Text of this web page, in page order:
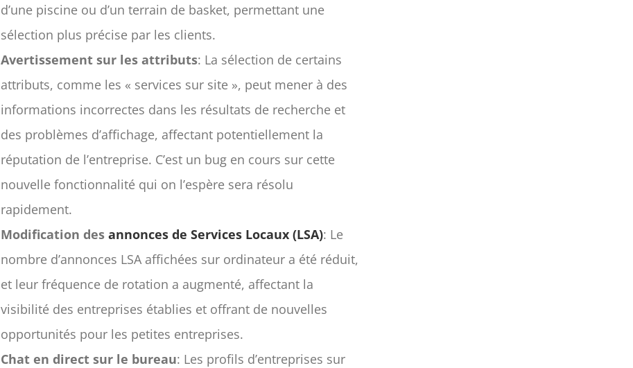
d’une piscine ou d’un terrain de basket, permettant une
sélection plus précise par les clients.
Avertissement sur les attributs: La sélection de certains
attributs, comme les « services sur site », peut mener à des
informations incorrectes dans les résultats de recherche et
des problèmes d’affichage, affectant potentiellement la
réputation de l’entreprise. C’est un bug en cours sur cette
nouvelle fonctionnalité qui on l’espère sera résolu
rapidement.
Modification desannonces de Services Locaux (LSA): Le
nombre d’annonces LSA affichées sur ordinateur a été réduit,
et leur fréquence de rotation a augmenté, affectant la
visibilité des entreprises établies et offrant de nouvelles
opportunités pour les petites entreprises.
Chat en direct sur le bureau: Les profils d’entreprises sur